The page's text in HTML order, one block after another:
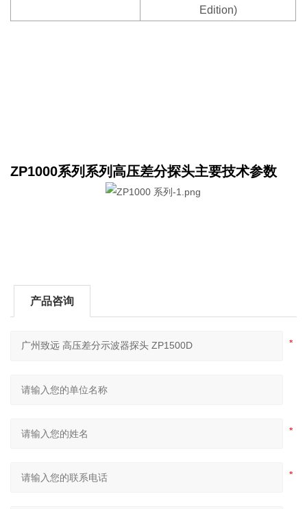
Edition)
ZP1000系列 系列高压差分探头主要技术参数
产品咨询